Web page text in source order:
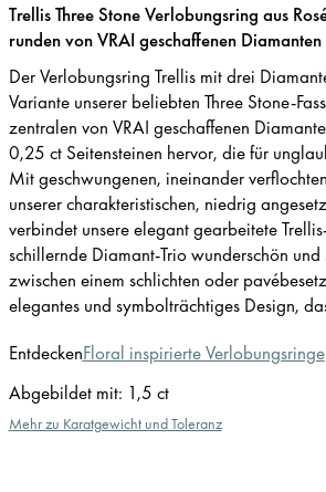
Trellis Three Stone Verlobungsring aus
runden von VRAI geschaffenen
Der Verlobungsring Trellis mit drei
Variante unserer beliebten Three Stone-
zentralen von VRAI geschaffenen
0,25 ct Seitensteinen hervor, die für
Mit geschwungenen, ineinander
unserer charakteristischen, niedrig
verbindet unsere elegant gearbeitete
schillernde Diamant-Trio wunderschön und
zwischen einem schlichten oder
elegantes und symbolträchtiges Design,
EntdeckenFloral inspirierte Verlobungsringe
Abgebildet mit: 1,5 ct
Mehr zu Karatgewicht und Toleranz